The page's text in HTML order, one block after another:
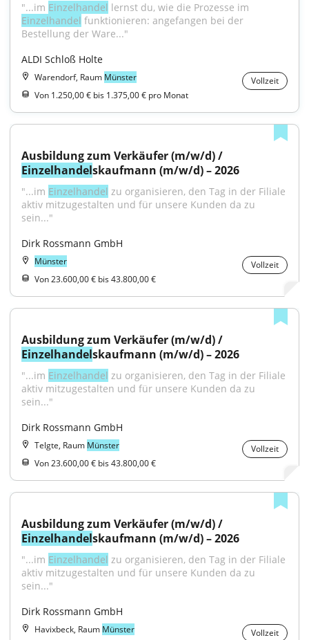
"...im Einzelhandel
Einzelhandel funktionieren: angefangen bei der
Bestellung der Ware..."
ALDI Schloß Holte
Warendorf, Raum Münster
Vollzeit
Von 1.250,00 € bis 1.375,00 € pro Monat
Einzelhandelskaufmann (m/w/d) – 2026
"...im Einzelhandel zu organisieren, den Tag in der Filiale
aktiv mitzugestalten und für unsere Kunden da zu
sein..."
Dirk Rossmann GmbH
Münster
Vollzeit
Von 23.600,00 € bis 43.800,00 €
Einzelhandelskaufmann (m/w/d) – 2026
"...im Einzelhandel zu organisieren, den Tag in der Filiale
aktiv mitzugestalten und für unsere Kunden da zu
sein..."
Dirk Rossmann GmbH
Telgte, Raum Münster
Vollzeit
Von 23.600,00 € bis 43.800,00 €
Einzelhandelskaufmann (m/w/d) – 2026
"...im Einzelhandel zu organisieren, den Tag in der Filiale
aktiv mitzugestalten und für unsere Kunden da zu
sein..."
Dirk Rossmann GmbH
Havixbeck, Raum Münster
Vollzeit